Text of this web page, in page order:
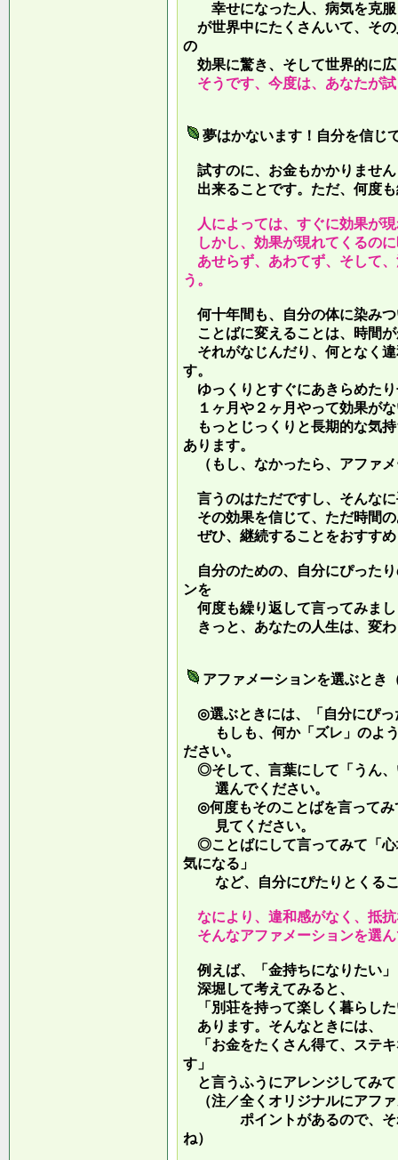
幸せになった人、病気を克服
が世界中にたくさんいて、そ
の
効果に驚き、そして世界的に
そうです、今度は、あなたが
夢はかないます！自分を信じ
試すのに、お金もかかりませ
出来ることです。ただ、何度
人によっては、すぐに効果が
しかし、効果が現れてくるの
あせらず、あわてず、そして
う。
何十年間も、自分の体に染み
ことばに変えることは、時間
それがなじんだり、何となく
す。
ゆっくりとすぐにあきらめた
１ヶ月や２ヶ月やって効果が
もっとじっくりと長期的な気
あります。
（もし、なかったら、アファ
言うのはただですし、そんな
その効果を信じて、ただ時間
ぜひ、継続することをおすす
自分のための、自分にぴった
ンを
何度も繰り返して言ってみま
きっと、あなたの人生は、変
アファメーションを選ぶとき
◎選ぶときには、「自分にぴっ
もしも、何か「ズレ」のよう
ださい。
◎そして、言葉にして「うん、
選んでください。
◎何度もそのことばを言ってみ
見てください。
◎ことばにして言ってみて「心
気になる」
など、自分にぴたりとくるこ
なにより、違和感がなく、抵
そんなアファメーションを選
例えば、「金持ちになりたい
深堀して考えてみると、
「別荘を持って楽しく暮らし
あります。そんなときには、
「お金をたくさん得て、ステ
す」
と言うふうにアレンジしてみ
（注／全くオリジナルにアフ
ポイントがあるので、それ
ね）